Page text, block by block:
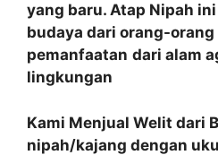
yang baru. Atap Nipah
budaya dari orang-
pemanfaatan dari alam
lingkungan
Kami Menjual Welit dari
nipah/kajang dengan